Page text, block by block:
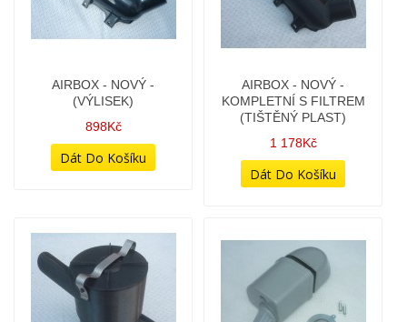
AIRBOX - NOVÝ -
AIRBOX - NOVÝ -
KOMPLETNÍ S FILTREM